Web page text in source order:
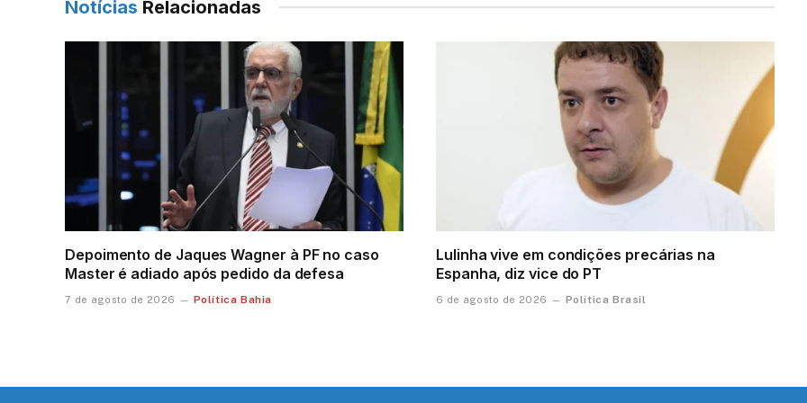
Notícias Relacionadas
Depoimento de Jaques Wagner à PF no caso
Master é adiado após pedido da defesa
7 de agosto de 2026 Política Bahia
Lulinha vive em condições precárias na
Espanha, diz vice do PT
6 de agosto de 2026 Política Brasil